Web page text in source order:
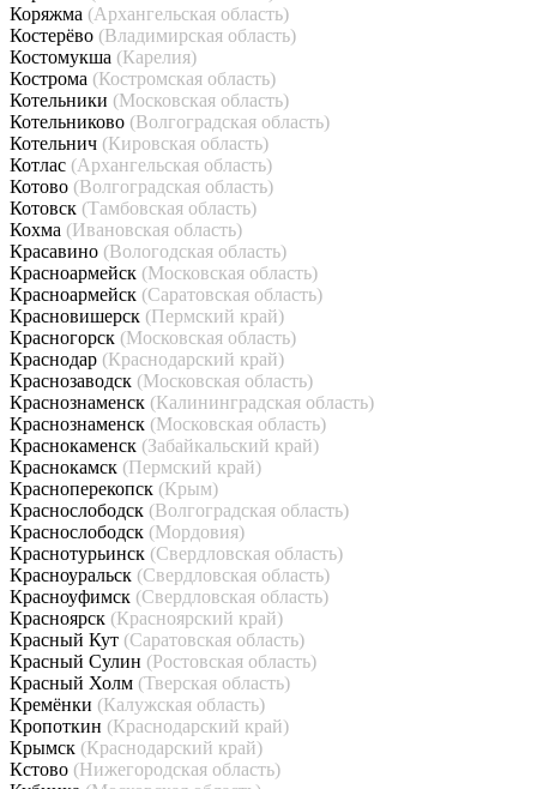
Коряжма (Архангельская область)
Костерёво (Владимирская область)
Костомукша (Карелия)
Кострома (Костромская область)
Котельники (Московская область)
Котельниково (Волгоградская область)
Котельнич (Кировская область)
Котлас (Архангельская область)
Котово (Волгоградская область)
Котовск (Тамбовская область)
Кохма (Ивановская область)
Красавино (Вологодская область)
Красноармейск (Московская область)
Красноармейск (Саратовская область)
Красновишерск (Пермский край)
Красногорск (Московская область)
Краснодар (Краснодарский край)
Краснозаводск (Московская область)
Краснознаменск (Калининградская область)
Краснознаменск (Московская область)
Краснокаменск (Забайкальский край)
Краснокамск (Пермский край)
Красноперекопск (Крым)
Краснослободск (Волгоградская область)
Краснослободск (Мордовия)
Краснотурьинск (Свердловская область)
Красноуральск (Свердловская область)
Красноуфимск (Свердловская область)
Красноярск (Красноярский край)
Красный Кут (Саратовская область)
Красный Сулин (Ростовская область)
Красный Холм (Тверская область)
Кремёнки (Калужская область)
Кропоткин (Краснодарский край)
Крымск (Краснодарский край)
Кстово (Нижегородская область)